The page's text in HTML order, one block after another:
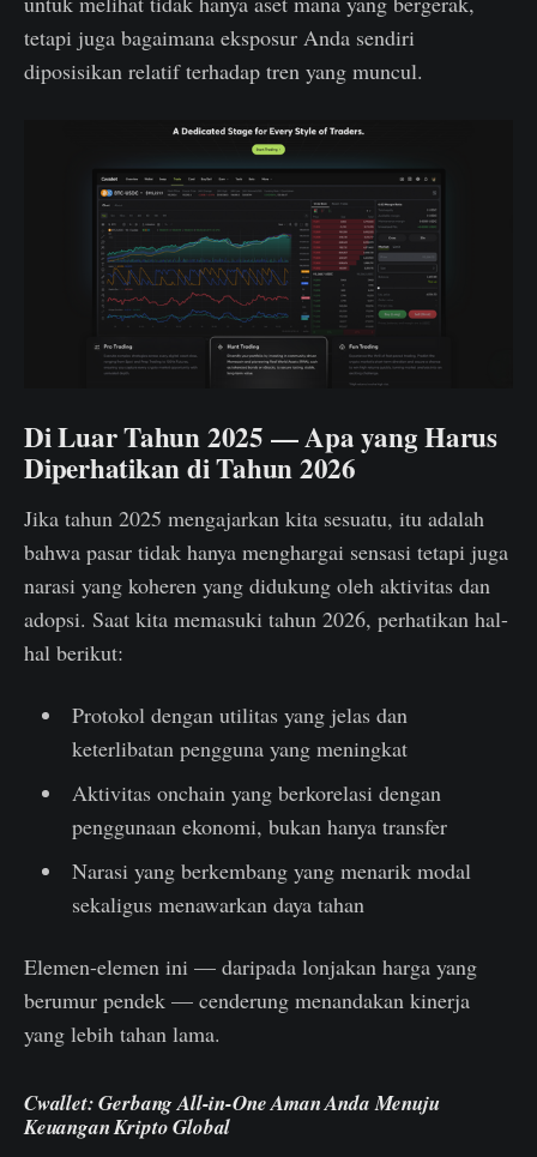
tetapi juga bagaimana eksposur Anda sendiri
diposisikan relatif terhadap tren yang muncul.
Di Luar Tahun 2025 — Apa yang Harus
Diperhatikan di Tahun 2026
Jika tahun 2025 mengajarkan kita sesuatu, itu adalah
bahwa pasar tidak hanya menghargai sensasi tetapi juga
narasi yang koheren yang didukung oleh aktivitas dan
adopsi. Saat kita memasuki tahun 2026, perhatikan hal-
hal berikut:
Protokol dengan utilitas yang jelas dan
keterlibatan pengguna yang meningkat
Aktivitas onchain yang berkorelasi dengan
penggunaan ekonomi, bukan hanya transfer
Narasi yang berkembang yang menarik modal
sekaligus menawarkan daya tahan
Elemen-elemen ini — daripada lonjakan harga yang
berumur pendek — cenderung menandakan kinerja
yang lebih tahan lama.
Cwallet: Gerbang All-in-One Aman Anda Menuju
Keuangan Kripto Global